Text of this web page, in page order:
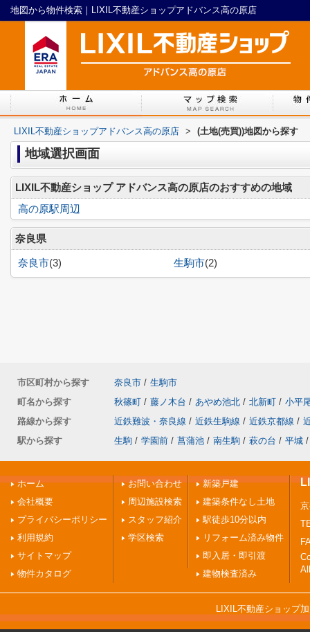
地図から物件検索｜LIXIL不動産ショップアドバンス高の原店
LIXIL不動産ショップアドバンス高の原店 > (土地(売買))地図から探す
地域選択画面
LIXIL不動産ショップ アドバンス高の原店のおすすめの地域
高の原駅周辺
奈良県
奈良市(3) 生駒市(2)
市区町村から探す 奈良市 / 生駒市
町名から探す
秋篠町 / 藤ノ木台 / あやめ池北 / 北新町 / 小平
路線から探す
近鉄難波・奈良線 / 近鉄生駒線 / 近鉄京都線 /
駅から探す
生駒 / 学園前 / 菖蒲池 / 南生駒 / 萩の台 / 平城 /
ホーム
会社概要
プライバシーポリシー
利用規約
サイトマップ
物件カタログ
お問い合わせ
周辺施設検索
スタッフ紹介
学区検索
新築戸建
建築条件なし土地
駅徒歩10分以内
リフォーム済み物件
即入居・即引渡
建物検査済み
LIXIL不動産ショップ